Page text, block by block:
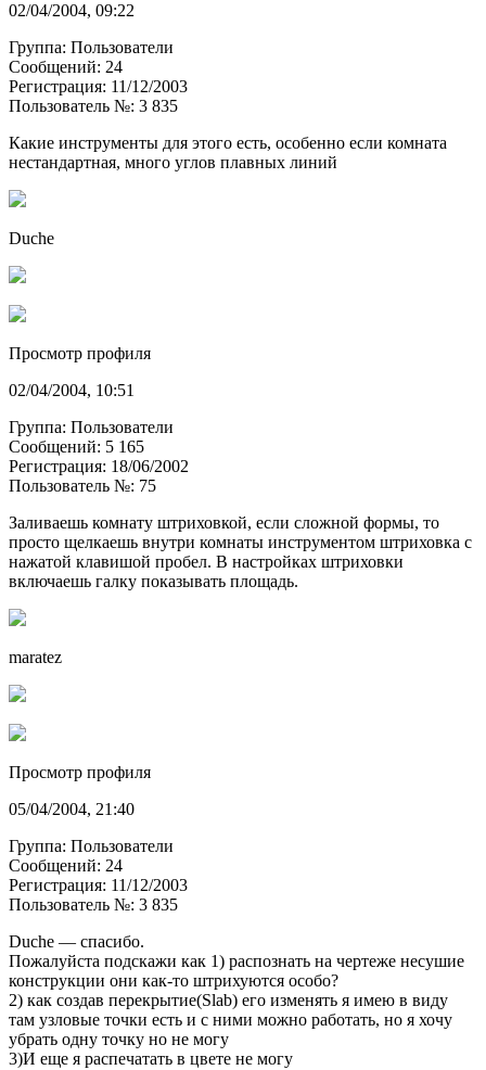
02/04/2004, 09:22
Группа: Пользователи
Сообщений: 24
Регистрация: 11/12/2003
Пользователь №: 3 835
Какие инструменты для этого есть, особенно если комната
нестандартная, много углов плавных линий
Duche
Просмотр профиля
02/04/2004, 10:51
Группа: Пользователи
Сообщений: 5 165
Регистрация: 18/06/2002
Пользователь №: 75
Заливаешь комнату штриховкой, если сложной формы, то
просто щелкаешь внутри комнаты инструментом штриховка с
нажатой клавишой пробел. В настройках штриховки
включаешь галку показывать площадь.
maratez
Просмотр профиля
05/04/2004, 21:40
Группа: Пользователи
Сообщений: 24
Регистрация: 11/12/2003
Пользователь №: 3 835
Duche — спасибо.
Пожалуйста подскажи как 1) распознать на чертеже несушие
конструкции они как-то штрихуются особо?
2) как создав перекрытие(Slab) его изменять я имею в виду
там узловые точки есть и с ними можно работать, но я хочу
убрать одну точку но не могу
3)И еще я распечатать в цвете не могу